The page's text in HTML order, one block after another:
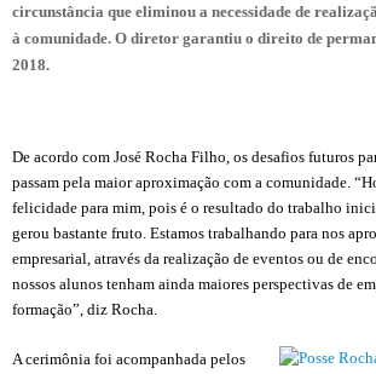
circunstância que eliminou a necessidade de
à comunidade. O diretor garantiu o direito de
2018.
De acordo com José Rocha Filho, os desafios futuros
passam pela maior aproximação com a comunidade.
felicidade para mim, pois é o resultado do trabalho
gerou bastante fruto. Estamos trabalhando para nos
empresarial, através da realização de eventos ou de
nossos alunos tenham ainda maiores perspectivas de
formação”, diz Rocha.
A cerimônia foi acompanhada pelos